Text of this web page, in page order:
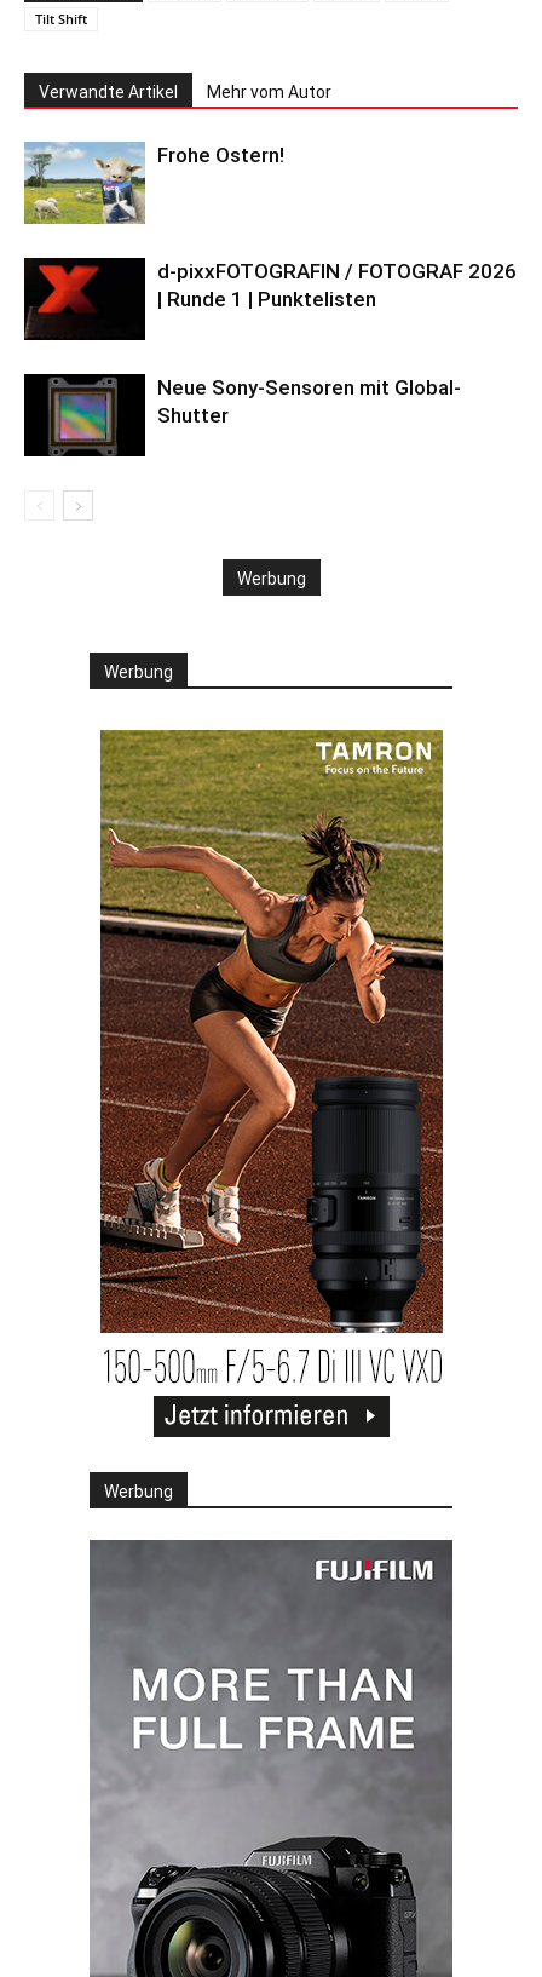
Tilt Shift
Verwandte Artikel Mehr vom Autor
Frohe Ostern!
d-pixxFOTOGRAFIN / FOTOGRAF 2026
| Runde 1 | Punktelisten
Neue Sony-Sensoren mit Global-
Shutter
Werbung
Werbung
Werbung